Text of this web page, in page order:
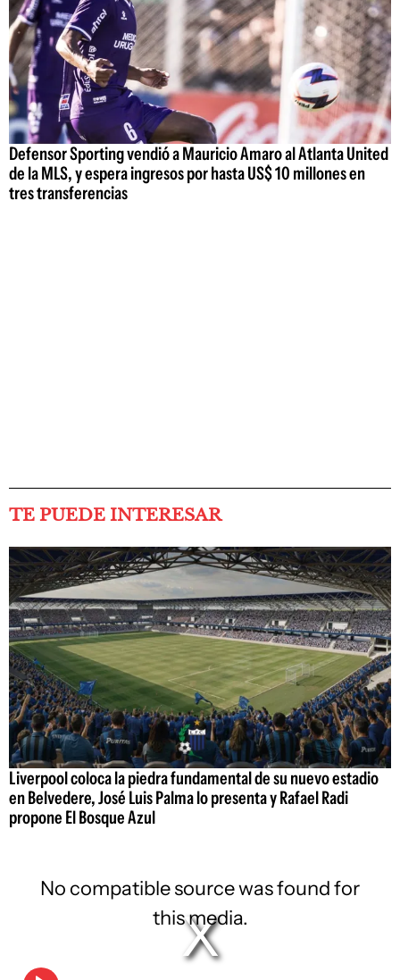
Defensor Sporting vendió a Mauricio Amaro al Atlanta United
de la MLS, y espera ingresos por hasta US$ 10 millones en
tres transferencias
TE PUEDE INTERESAR
Liverpool coloca la piedra fundamental de su nuevo estadio
en Belvedere, José Luis Palma lo presenta y Rafael Radi
propone El Bosque Azul
No compatible source was found for
this media.